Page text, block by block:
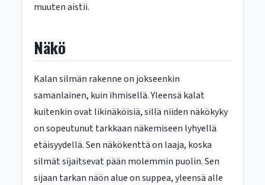
muuten aistii.
Näkö
Kalan silmän rakenne on jokseenkin
samanlainen, kuin ihmisellä. Yleensä kalat
kuitenkin ovat likinäköisiä, sillä niiden näkökyky
on sopeutunut tarkkaan näkemiseen lyhyellä
etäisyydellä. Sen näkökenttä on laaja, koska
silmät sijaitsevat pään molemmin puolin. Sen
sijaan tarkan näön alue on suppea, yleensä alle